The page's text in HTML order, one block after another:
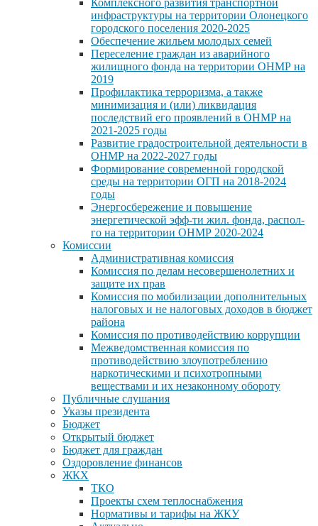
инфраструктуры на территории Олонецкого
городского поселения 2020-2025
Обеспечение жильем молодых семей
Переселение граждан из аварийного
жилищного фонда на территории ОНМР на
2019
Профилактика терроризма, а также
минимизация и (или) ликвидация
последствий его проявлений в ОНМР на
2021-2025 годы
Развитие градостроительной деятельности в
ОНМР на 2022-2027 годы
Формирование современной городской
среды на территории ОГП на 2018-2024
годы
Энергосбережение и повышение
энергетической эфф-ти жил. фонда, распол-
го на территории ОНМР 2020-2024
Комиссии
Административная комиссия
Комиссия по делам несовершенолетних и
защите их прав
Комиссия по мобилизации дополнительных
налоговых и не налоговых доходов в бюджет
района
Комиссия по противодействию коррупции
Межведомственная комиссия по
противодействию злоупотреблению
наркотическими и психотропными
веществами и их незаконному обороту
Публичные слушания
Указы президента
Бюджет
Открытый бюджет
Бюджет для граждан
Оздоровление финансов
ЖКХ
ТКО
Проекты схем теплоснабжения
Нормативы и тарифы на ЖКУ